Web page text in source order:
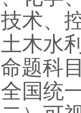
术、
木水
题科
国统